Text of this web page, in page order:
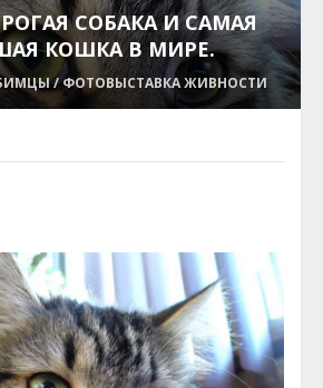
СОБАКА И САМАЯ
КОШКА В МИРЕ.
/ ФОТОВЫСТАВКА ЖИВНОСТИ